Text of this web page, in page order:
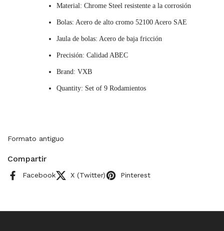
Material: Chrome Steel resistente a la corrosión
Bolas: Acero de alto cromo 52100 Acero SAE
Jaula de bolas: Acero de baja fricción
Precisión: Calidad ABEC
Brand: VXB
Quantity: Set of 9 Rodamientos
Formato antiguo
Compartir
Facebook X (Twitter) Pinterest